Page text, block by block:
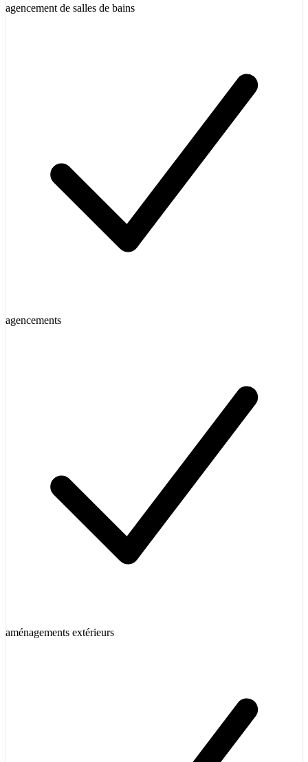
agencement de salles de bains
agencements
aménagements extérieurs